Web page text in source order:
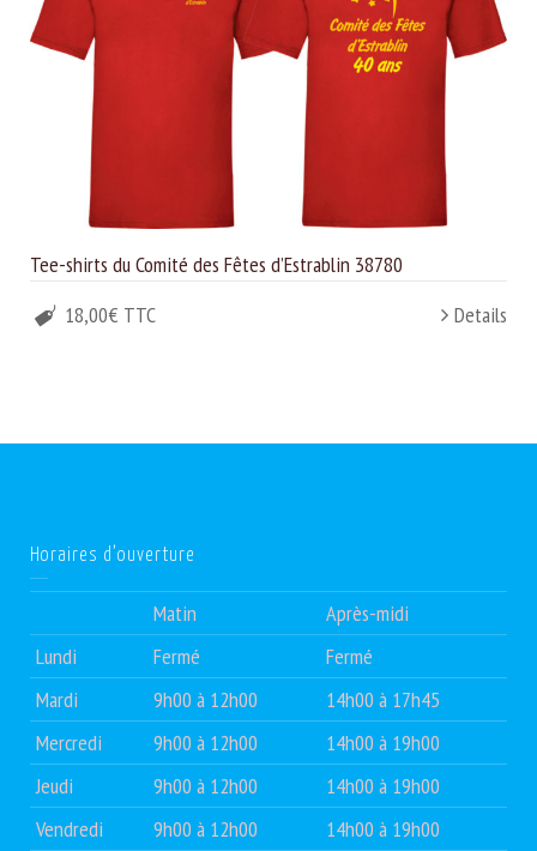
Tee-shirts du Comité des Fêtes d’Estrablin 38780
18,00€ TTC
Details
Horaires d’ouverture
Matin
Après-midi
Lundi
Fermé
Fermé
Mardi
9h00 à 12h00
14h00 à 17h45
Mercredi
9h00 à 12h00
14h00 à 19h00
Jeudi
9h00 à 12h00
14h00 à 19h00
Vendredi
9h00 à 12h00
14h00 à 19h00